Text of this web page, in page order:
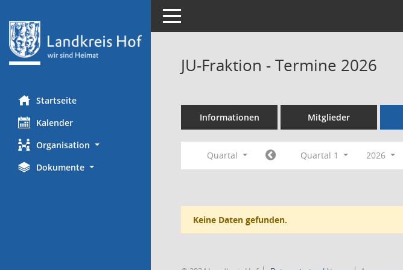
Startseite
Kalender
Organisation
Dokumente
Toggle navigation
JU-Fraktion - Termine 2026
Informationen Mitglieder
Quartal Quartal 1 2026
Keine Daten gefunden.